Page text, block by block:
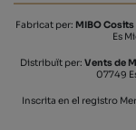
Fabricat per: MIBO Cosits
Es
Distribuït per: Vents de
07749
Inscrita en el registro